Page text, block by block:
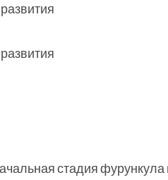
стадия фурункула